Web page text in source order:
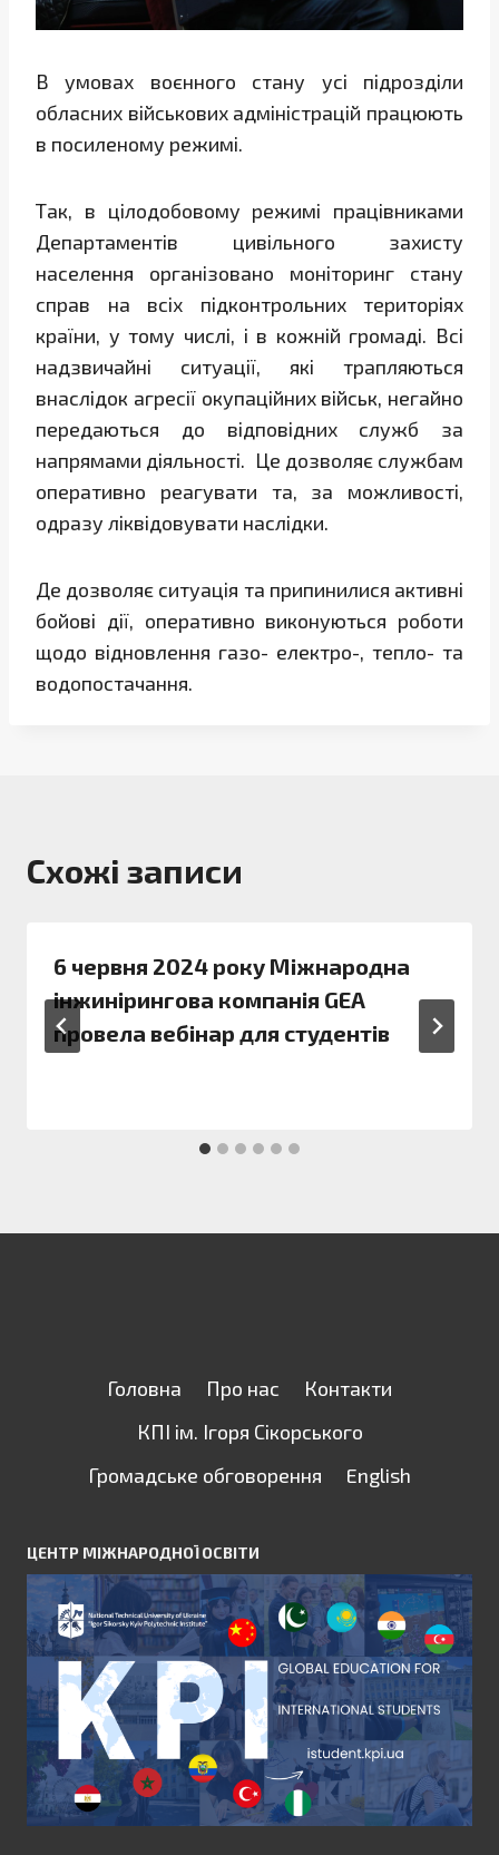
В умовах воєнного стану усі підрозділи
обласних військових адміністрацій працюють
в посиленому режимі.
Так, в цілодобовому режимі працівниками
Департаментів цивільного захисту
населення організовано моніторинг стану
справ на всіх підконтрольних територіях
країни, у тому числі, і в кожній громаді. Всі
надзвичайні ситуації, які трапляються
внаслідок агресії окупаційних військ, негайно
передаються до відповідних служб за
напрямами діяльності. Це дозволяє службам
оперативно реагувати та, за можливості,
одразу ліквідовувати наслідки.
Де дозволяє ситуація та припинилися активні
бойові дії, оперативно виконуються роботи
щодо відновлення газо- електро-, тепло- та
водопостачання.
Схожі записи
6 червня 2024 року Міжнародна
інжинірингова компанія GEA
провела вебінар для студентів
Головна Про нас
Контакти
КПІ ім. Ігоря Сікорського
Громадське обговорення
English
ЦЕНТР МІЖНАРОДНОЇ ОСВІТИ